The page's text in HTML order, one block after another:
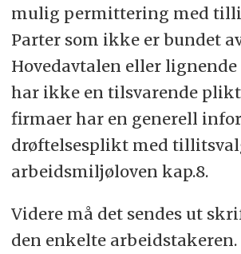
mulig permittering med
Parter som ikke er bundet
Hovedavtalen eller
har ikke en tilsvarende
firmaer har en generell
drøftelsesplikt med
arbeidsmiljøloven kap.8.
Videre må det sendes ut
den enkelte arbeidstakeren.